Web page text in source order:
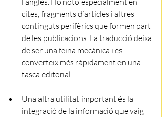
cites, fragments d’articles i altres
continguts perifèrics que formen part
de les publicacions. La traducció deixa
de ser una feina mecànica i es
converteix més ràpidament en una
tasca editorial.
Una altra utilitat important és la
integració de la informació que vaig